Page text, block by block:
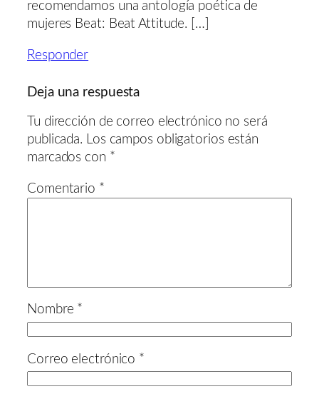
recomendamos una antología poética de
mujeres Beat: Beat Attitude. […]
Responder
Deja una respuesta
Tu dirección de correo electrónico no será
publicada. Los campos obligatorios están
marcados con *
Comentario *
Nombre *
Correo electrónico *